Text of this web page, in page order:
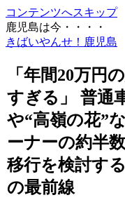
コンテンツへスキップ
鹿児島は今・・・・
きばいやんせ！鹿児島
「年間20万円
すぎる」 普通
や“高嶺の花”
ーナーの約半
移行を検討す
の最前線